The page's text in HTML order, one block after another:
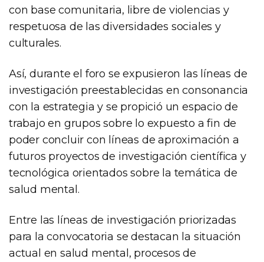
con base comunitaria, libre de violencias y
respetuosa de las diversidades sociales y
culturales.
Así, durante el foro se expusieron las líneas de
investigación preestablecidas en consonancia
con la estrategia y se propició un espacio de
trabajo en grupos sobre lo expuesto a fin de
poder concluir con líneas de aproximación a
futuros proyectos de investigación científica y
tecnológica orientados sobre la temática de
salud mental.
Entre las líneas de investigación priorizadas
para la convocatoria se destacan la situación
actual en salud mental, procesos de